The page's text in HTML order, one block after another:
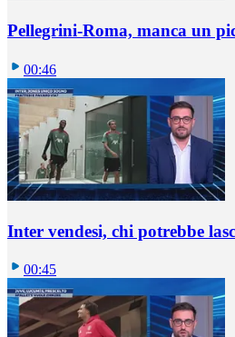
Pellegrini-Roma, manca un
00:46
Inter vendesi, chi potrebbe
00:45